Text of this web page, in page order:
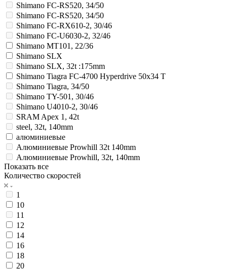
Shimano FC-RS520, 34/50
Shimano FC-RS520, 34/50
Shimano FC-RX610-2, 30/46
Shimano FC-U6030-2, 32/46
Shimano MT101, 22/36
Shimano SLX
Shimano SLX, 32t :175mm
Shimano Tiagra FC-4700 Hyperdrive 50x34 T
Shimano Tiagra, 34/50
Shimano TY-501, 30/46
Shimano U4010-2, 30/46
SRAM Apex 1, 42t
steel, 32t, 140mm
алюминиевые
Алюминиевые Prowhill 32t 140mm
Алюминиевые Prowhill, 32t, 140mm
Показать все
Количество скоростей
1
10
11
12
14
16
18
20